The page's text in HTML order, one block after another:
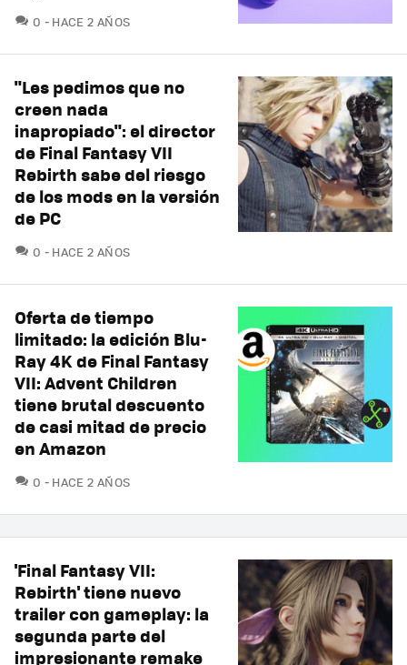
0 COMENTARIOS
HACE 2 AÑOS
"Les pedimos que no
creen nada
inapropiado": el director
de Final Fantasy VII
Rebirth sabe del riesgo
de los mods en la versión
de PC
0 COMENTARIOS
HACE 2 AÑOS
Oferta de tiempo
limitado: la edición Blu-
Ray 4K de Final Fantasy
VII: Advent Children
tiene brutal descuento
de casi mitad de precio
en Amazon
0 COMENTARIOS
HACE 2 AÑOS
'Final Fantasy VII:
Rebirth' tiene nuevo
trailer con gameplay: la
segunda parte del
impresionante remake